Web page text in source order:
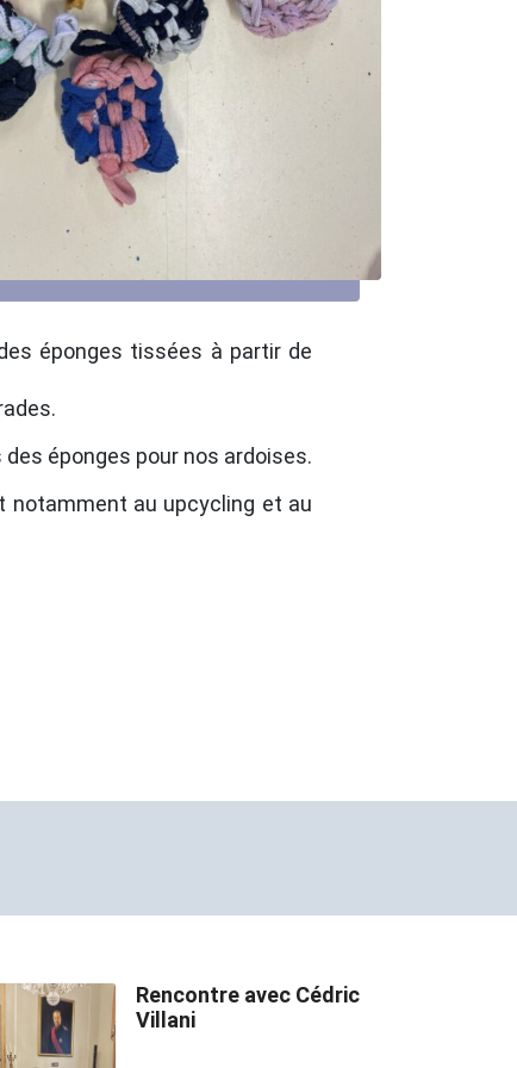
éponges tissées à partir de
éponges pour nos ardoises.
notamment au upcycling et au
Rencontre avec Cédric
Villani